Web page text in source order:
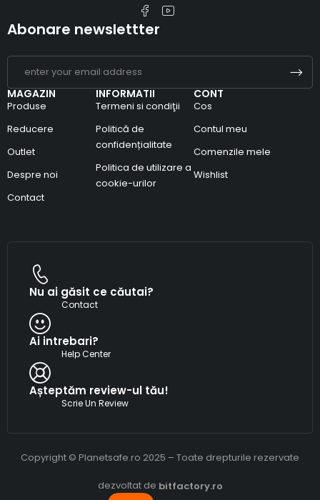
MAGAZIN
Produse
Reducere
Outlet
Despre noi
Contact
INFORMATII
Termeni si condiţii
Politică de
confidențialitate
Politica de utilizare a
cookie-urilor
CONT
Cos
Contul meu
Comenzile mele
Wishlist
Abonare newslettter
Nu ai găsit ce căutai?
Contact
Ai intrebari?
Help Center
Așteptăm review-ul tău!
Scrie Un Review
Copyright © Planetsafe.ro 2025 – Toate drepturile rezervate
dezvoltat de bitfactory.ro